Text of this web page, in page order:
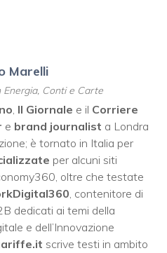
Marelli
Energia, Conti e Carte
, Il Giornale e il Corriere
e brand journalist a Londra
è tornato in Italia per
per alcuni siti
oltre che testate
, contenitore di
dedicati ai temi della
e dell’Innovazione
scrive testi in ambito